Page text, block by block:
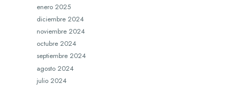
enero 2025
diciembre 2024
noviembre 2024
octubre 2024
septiembre 2024
agosto 2024
julio 2024